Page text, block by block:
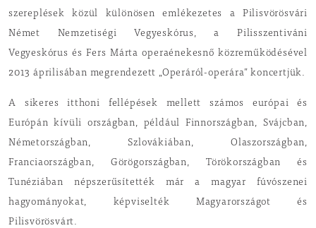
szereplések közül különösen emlékezetes a Pilisvörösvári
Német Nemzetiségi Vegyeskórus, a Pilisszentiváni
Vegyeskórus és Fers Márta operaénekesnő közreműködésével
2013 áprilisában megrendezett „Operáról-operára” koncertjük.
A sikeres itthoni fellépések mellett számos európai és
Európán kívüli országban, például Finnországban, Svájcban,
Németországban, Szlovákiában, Olaszországban,
Franciaországban, Görögországban, Törökországban és
Tunéziában népszerűsítették már a magyar fúvószenei
hagyományokat, képviselték Magyarországot és
Pilisvörösvárt.